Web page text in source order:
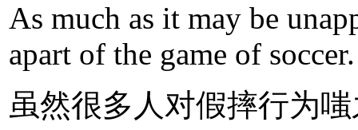
As much as it may be
apart of the game of soccer.
虽然很多人对假摔行为